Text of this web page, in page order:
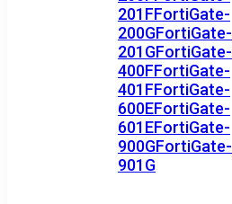
201FFortiGate-
200GFortiGate-
201GFortiGate-
400FFortiGate-
401FFortiGate-
600EFortiGate-
601EFortiGate-
900GFortiGate-
901G